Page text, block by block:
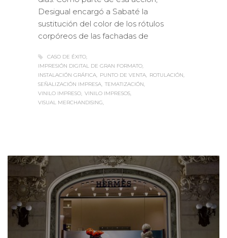
Desigual encargó a Sabaté la
sustitución del color de los rótulos
corpóreos de las fachadas de
CASO DE ÉXITO
IMPRESIÓN DIGITAL DE GRAN FORMATO
INSTALACIÓN GRÁFICA
PUNTO DE VENTA
ROTULACIÓN
SEÑALIZACIÓN IMPRESA TEMATIZACIÓN
VINILO IMPRESO VINILO IMPRESOS
VISUAL MERCHANDISING